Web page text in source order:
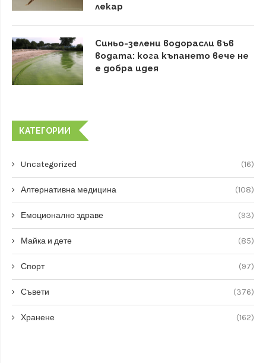
лекар
Синьо-зелени водорасли във
водата: кога къпането вече не
е добра идея
КАТЕГОРИИ
Uncategorized (16)
Алтернативна медицина (108)
Емоционално здраве (93)
Майка и дете (85)
Спорт (97)
Съвети (376)
Хранене (162)